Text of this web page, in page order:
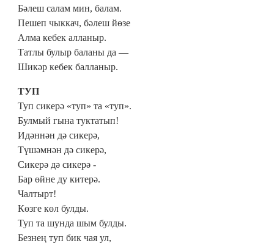
Бәлеш салам мин, балам.
Пешеп чыккач, бәлеш йөзе
Алма кебек алланыр.
Татлы булыр баланы да —
Шикәр кебек балланыр.
ТУП
Туп сикерә «туп» та «туп».
Булмый гына туктатып!
Идәннән дә сикерә,
Түшәмнән дә сикерә,
Сикерә дә сикерә -
Бар өйне ду китерә.
Чалтырт!
Көзге көл булды.
Туп та шунда шым булды.
Безнең туп бик чая ул,